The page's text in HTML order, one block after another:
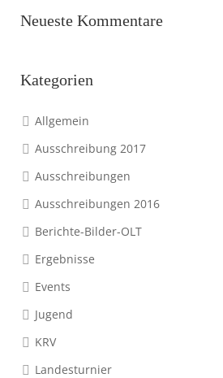
Neueste Kommentare
Kategorien
Allgemein
Ausschreibung 2017
Ausschreibungen
Ausschreibungen 2016
Berichte-Bilder-OLT
Ergebnisse
Events
Jugend
KRV
Landesturnier